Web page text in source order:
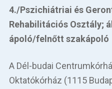
4./Pszichiátriai és
Rehabilitációs Osztály;
ápoló/felnőtt szakápoló
A Dél-budai
Oktatókórház (1115